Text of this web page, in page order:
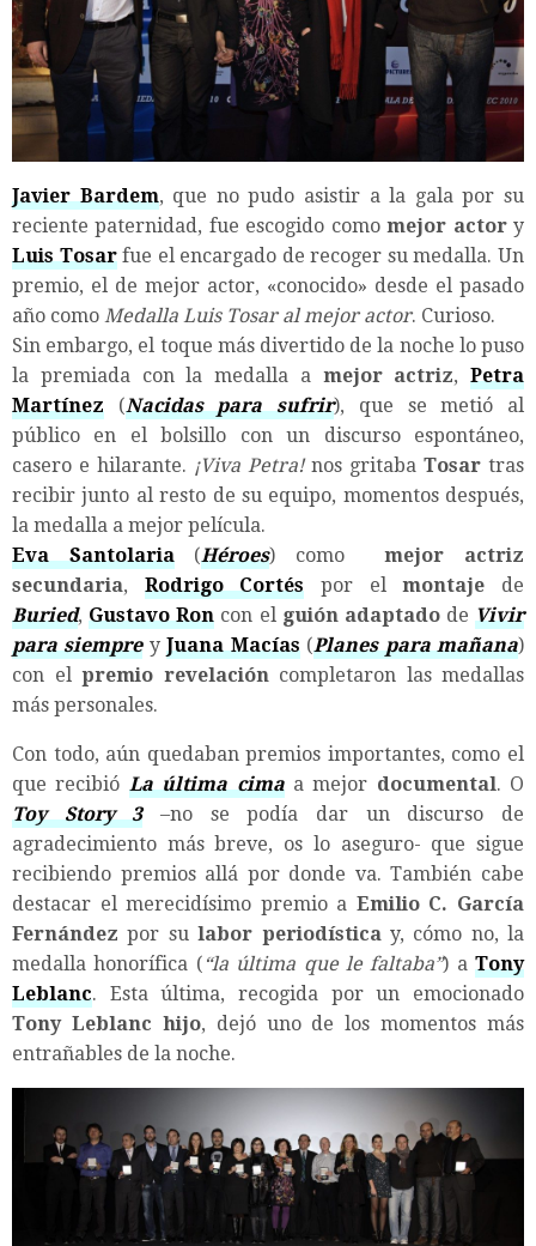
Javier Bardem, que no pudo asistir a la gala por su
reciente paternidad, fue escogido comomejor actory
Luis Tosarfue el encargado de recoger su medalla. Un
premio, el de mejor actor, «conocido» desde el pasado
año como Medalla Luis Tosar al mejor actor. Curioso.
Sin embargo, el toque más divertido de la noche lo puso
la premiada con la medalla a mejor actriz, Petra
Martínez (Nacidas para sufrir), que se metió al
público en el bolsillo con un discurso espontáneo,
casero e hilarante. ¡Viva Petra!nos gritaba Tosar tras
recibir junto al resto de su equipo, momentos después,
la medalla a mejor película.
Eva Santolaria(Héroes) comomejor actriz
secundaria, Rodrigo Cortés por elmontaje de
Buried,Gustavo Ron con el guión adaptadode Vivir
para siempreyJuana Macías(Planes para mañana)
con el premio revelacióncompletaron las medallas
más personales.
Con todo, aún quedaban premios importantes, como el
que recibió La última cimaa mejor documental. O
Toy Story 3–no se podía dar un discurso de
agradecimiento más breve, os lo aseguro- que sigue
recibiendo premios allá por donde va. También cabe
destacar el merecidísimo premio a Emilio C. García
Fernández por sulabor periodísticay, cómo no, la
medalla honorífica ( “la última que le faltaba”) a Tony
Leblanc. Esta última, recogida por un emocionado
Tony Leblanc hijo, dejó uno de los momentos más
entrañables de la noche.